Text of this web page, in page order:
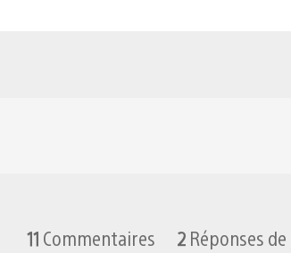
11 Commentaires 2 Réponses